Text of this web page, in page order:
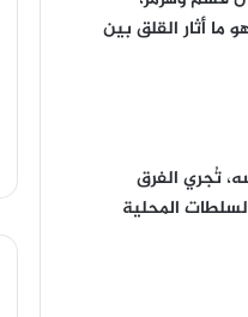
ما أثار القلق بين
تُجري الفرق
المحلية